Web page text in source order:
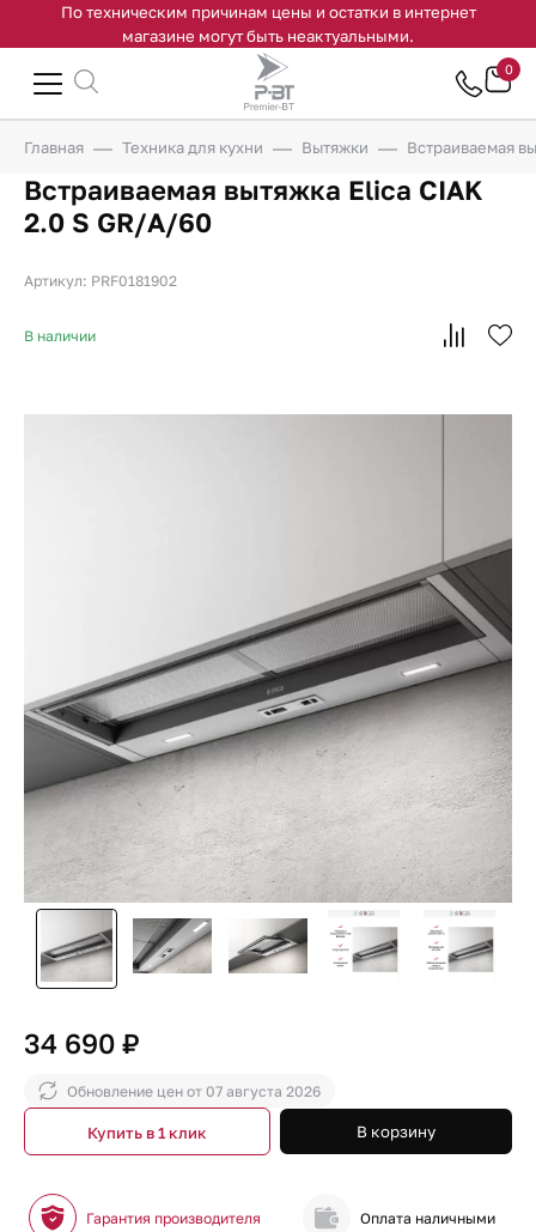
По техническим причинам цены и остатки в интернет
магазине могут быть неактуальными.
0
Главная Техника для кухни Вытяжки Встраиваемая
Встраиваемая вытяжка Elica CIAK
2.0 S GR/A/60
Артикул: PRF0181902
В наличии
34 690 ₽
Обновление цен от 07 августа 2026
В корзину
Купить в 1 клик
Гарантия производителя Оплата наличными